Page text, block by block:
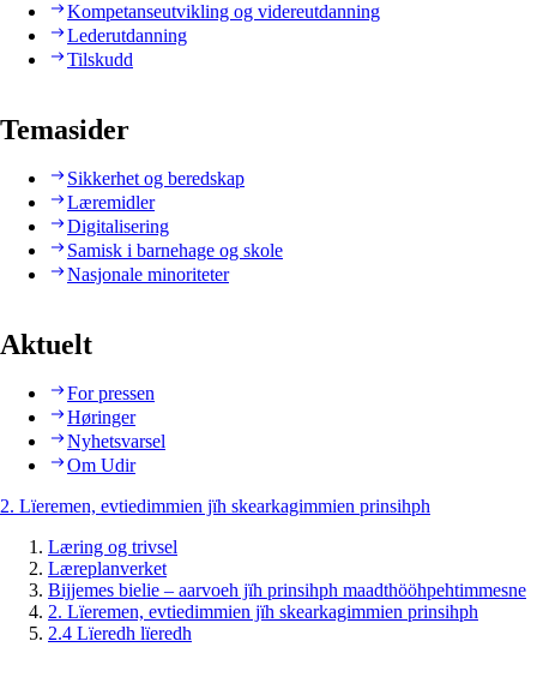
Kompetanseutvikling og videreutdanning
Lederutdanning
Tilskudd
Temasider
Sikkerhet og beredskap
Læremidler
Digitalisering
Samisk i barnehage og skole
Nasjonale minoriteter
Aktuelt
For pressen
Høringer
Nyhetsvarsel
Om Udir
2. Lïeremen, evtiedimmien jïh skearkagimmien prinsihph
Læring og trivsel
Læreplanverket
Bijjemes bielie – aarvoeh jïh prinsihph maadthööhpehtimmesne
2. Lïeremen, evtiedimmien jïh skearkagimmien prinsihph
2.4 Lïeredh lïeredh